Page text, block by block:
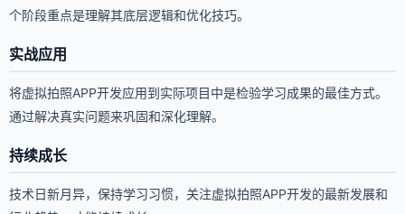
个阶段重点是理解其底层逻辑和优化技巧。
实战应用
将虚拟拍照APP开发应用到实际项目中是检验学习成果的最佳方式。
通过解决真实问题来巩固和深化理解。
持续成长
技术日新月异，保持学习习惯，关注虚拟拍照APP开发的最新发展和